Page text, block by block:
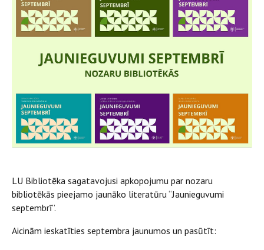
LU Bibliotēka sagatavojusi apkopojumu par nozaru
bibliotēkās pieejamo jaunāko literatūru “Jaunieguvumi
septembrī”.
Aicinām ieskatīties septembra jaunumos un pasūtīt: